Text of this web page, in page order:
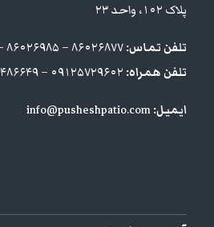
پلاک ۱۰۲، واحد ۲۳
تلفن تماس:
تلفن همراه: ۰۹۱۲۵۷۲۹۶۰۲ – ۰۹۱۲۳۴۸۶۶۴۹
ایمیل:info@pusheshpatio.com